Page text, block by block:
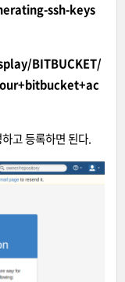
ssh-keys
BITBUCKET/
고등록하면 된다.